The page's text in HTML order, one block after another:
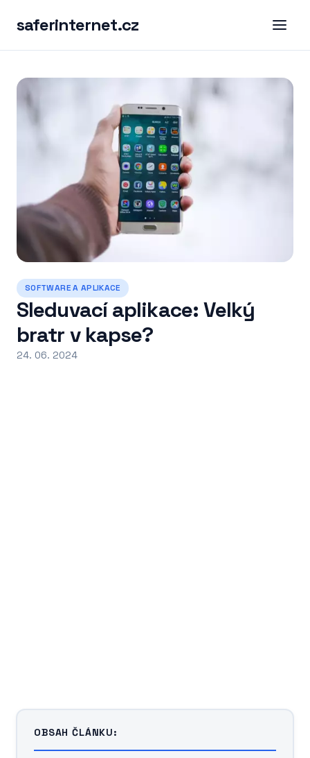
saferinternet.cz
SOFTWARE A APLIKACE
Sleduvací aplikace: Velký
bratr v kapse?
24. 06. 2024
OBSAH ČLÁNKU: